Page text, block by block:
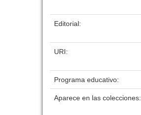
Editorial:
URI:
Programa educativo:
Aparece en las colecciones: